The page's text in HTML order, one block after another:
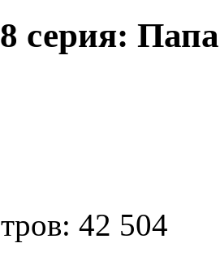
серия:
42 504